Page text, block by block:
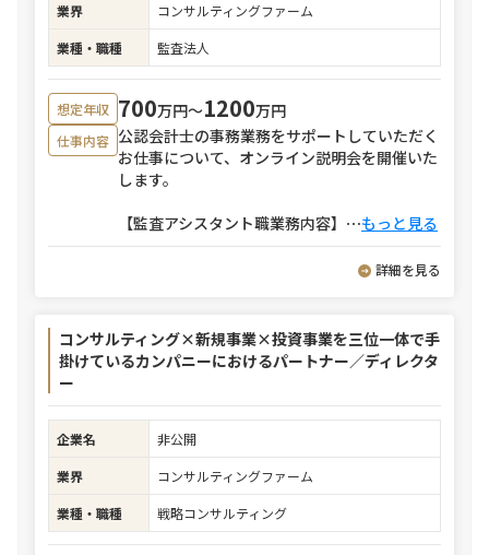
業界
コンサルティングファーム
業種・職種
監査法人
想定年収 700万円〜1200万円
仕事内容 公認会計士の事務業務をサポートしていただく
お仕事について、オンライン説明会を開催いた
します。
【監査アシスタント職業務内容】 ⋯もっと見る
詳細を見る
コンサルティング×新規事業×投資事業を三位一体で手
掛けているカンパニーにおけるパートナー／ディレクタ
ー
企業名
非公開
業界
コンサルティングファーム
業種・職種
戦略コンサルティング